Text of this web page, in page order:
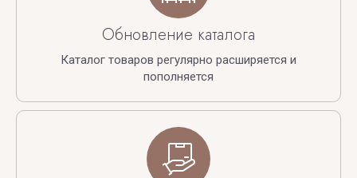
Обновление каталога
Каталог товаров регулярно расширяется и
пополняется